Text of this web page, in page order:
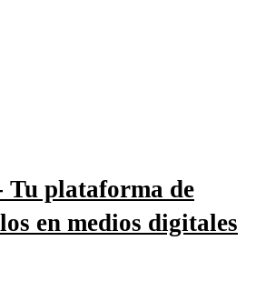
Tu plataforma de
en medios digitales